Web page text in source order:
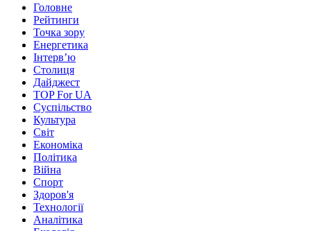
Головне
Рейтинги
Точка зору
Енергетика
Інтерв’ю
Столиця
Дайджест
TOP For UA
Суспiльство
Культура
Світ
Економіка
Політика
Війна
Спорт
Здоров'я
Технології
Аналітика